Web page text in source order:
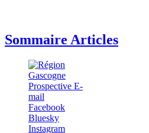
Sommaire Articles